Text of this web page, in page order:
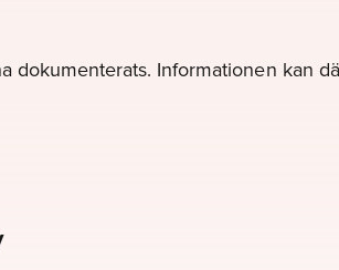
dokumenterats. Informationen kan